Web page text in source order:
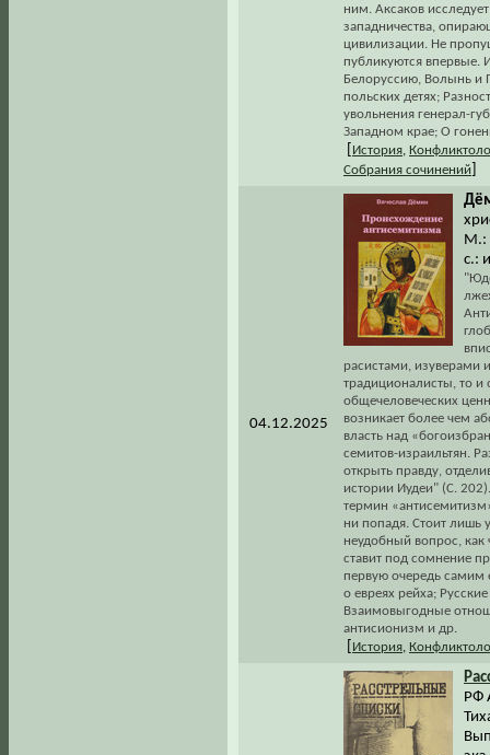
ним. Аксаков
западничества,
цивилизации. Не
публикуются впервые.
Белоруссию, Волынь и
польских детях;
увольнения генерал-
Западном крае; О
История
Собрания сочинений
04.12.2025
М.:
с.:
расистами, изуверами
традиционалисты, то и
общечеловеческих
возникает более чем
власть над
семитов-израильтян.
открыть правду,
истории Иудеи" (С.
термин
ни попадя. Стоит лишь
неудобный вопрос, как
ставит под сомнение
первую очередь
о евреях рейха;
Взаимовыгодные
антисионизм и др.
История
РФ